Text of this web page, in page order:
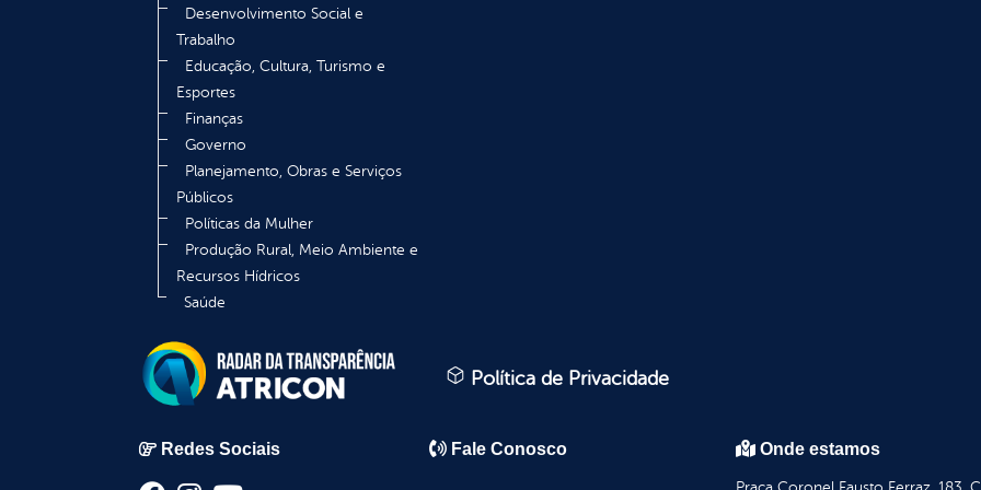
Desenvolvimento Social e
Trabalho
Educação, Cultura, Turismo e
Esportes
Finanças
Governo
Planejamento, Obras e Serviços
Públicos
Políticas da Mulher
Produção Rural, Meio Ambiente e
Recursos Hídricos
Saúde
Política de Privacidade
Redes Sociais Fale Conosco Onde estamos